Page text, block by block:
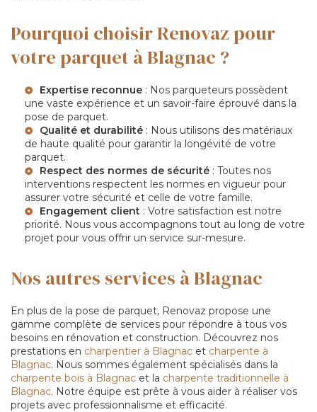
Pourquoi choisir Renovaz pour
votre parquet à Blagnac ?
Expertise reconnue : Nos parqueteurs possèdent
une vaste expérience et un savoir-faire éprouvé dans la
pose de parquet.
Qualité et durabilité : Nous utilisons des matériaux
de haute qualité pour garantir la longévité de votre
parquet.
Respect des normes de sécurité : Toutes nos
interventions respectent les normes en vigueur pour
assurer votre sécurité et celle de votre famille.
Engagement client : Votre satisfaction est notre
priorité. Nous vous accompagnons tout au long de votre
projet pour vous offrir un service sur-mesure.
Nos autres services à Blagnac
En plus de la pose de parquet, Renovaz propose une
gamme complète de services pour répondre à tous vos
besoins en rénovation et construction. Découvrez nos
prestations en charpentier à Blagnac et charpente à
Blagnac. Nous sommes également spécialisés dans la
charpente bois à Blagnac et la charpente traditionnelle à
Blagnac. Notre équipe est prête à vous aider à réaliser vos
projets avec professionnalisme et efficacité.